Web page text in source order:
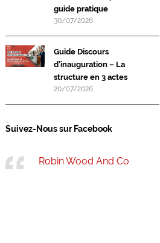
guide pratique
30/07/2026
Guide Discours
d’inauguration – La
structure en 3 actes
20/07/2026
Suivez-Nous sur Facebook
Robin Wood And Co